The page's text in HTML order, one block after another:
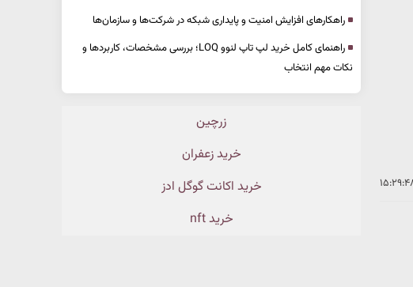
راهکارهای افزایش امنیت و پایداری شبکه در شرکت‌ها و سازمان‌ها
راهنمای کامل خرید لپ تاپ لنوو LOQ؛ بررسی مشخصات، کاربردها و
نکات مهم انتخاب
زرچین
خرید زعفران
خرید اکانت گوگل ادز
خرید nft